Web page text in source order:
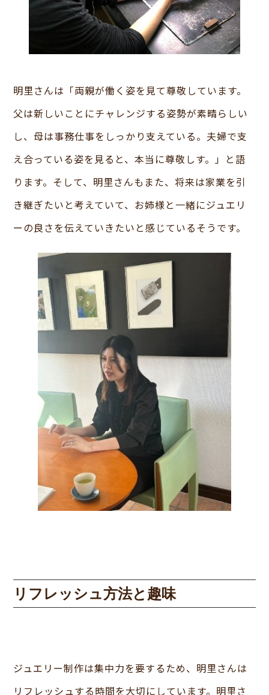
明里さんは「両親が働く姿を見て尊敬しています。
父は新しいことにチャレンジする姿勢が素晴らしい
し、母は事務仕事をしっかり支えている。夫婦で支
え合っている姿を見ると、本当に尊敬しす。」と語
ります。そして、明里さんもまた、将来は家業を引
き継ぎたいと考えていて、お姉様と一緒にジュエリ
ーの良さを伝えていきたいと感じているそうです。
リフレッシュ方法と趣味
ジュエリー制作は集中力を要するため、明里さんは
リフレッシュする時間を大切にしています。明里さ